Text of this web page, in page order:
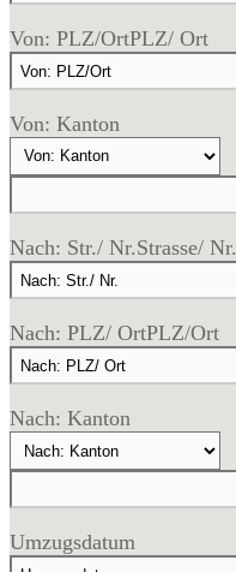
Von: PLZ/OrtPLZ/ Ort
Von: Kanton
Nach: Str./ Nr.Strasse/ Nr.
Nach: PLZ/ OrtPLZ/Ort
Nach: Kanton
Umzugsdatum